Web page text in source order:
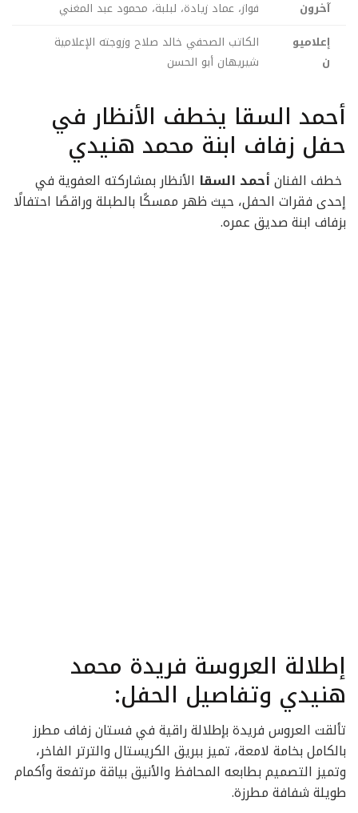
آخرون
فواز، عماد زيادة، لبلبة، محمود عبد المغني
إعلاميو
ن
الكاتب الصحفي خالد صلاح وزوجته الإعلامية
شيريهان أبو الحسن
أحمد السقا يخطف الأنظار في
حفل زفاف ابنة محمد هنيدي
خطف الفنانأحمد السقاالأنظار بمشاركته العفوية في
إحدى فقرات الحفل، حيث ظهر ممسكًا بالطبلة وراقصًا احتفالًا
بزفاف ابنة صديق عمره.
إطلالة العروسة فريدة محمد
هنيدي وتفاصيل الحفل:
تألقت العروس فريدة بإطلالة راقية في فستان زفاف مطرز
بالكامل بخامة لامعة، تميز ببريق الكريستال والترتر الفاخر،
وتميز التصميم بطابعه المحافظ والأنيق بياقة مرتفعة وأكمام
طويلة شفافة مطرزة.